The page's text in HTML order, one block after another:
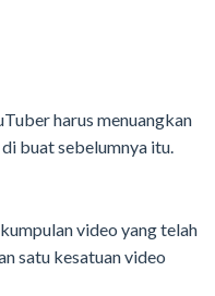
harus menuangkan
buat sebelumnya itu.
video yang telah
satu kesatuan video